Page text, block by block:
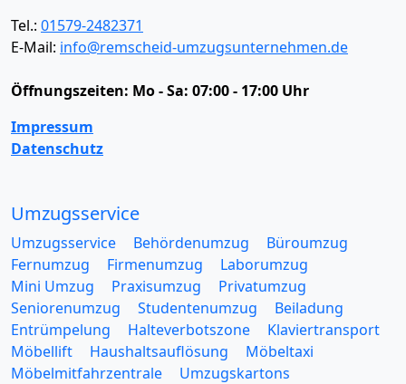
Tel.: 01579-2482371
E-Mail: info@remscheid-umzugsunternehmen.de
Öffnungszeiten: Mo - Sa: 07:00 - 17:00 Uhr
Impressum
Datenschutz
Umzugsservice
Umzugsservice Behördenumzug
Büroumzug
Fernumzug
Firmenumzug
Laborumzug
Mini Umzug
Praxisumzug
Privatumzug
Seniorenumzug
Studentenumzug
Beiladung
Entrümpelung
Halteverbotszone
Klaviertransport
Möbellift
Haushaltsauflösung
Möbeltaxi
Möbelmitfahrzentrale
Umzugskartons